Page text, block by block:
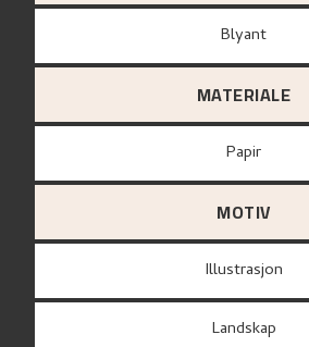
Blyant
MATERIALE
papir
MOTIV
Illustrasjon
Landskap